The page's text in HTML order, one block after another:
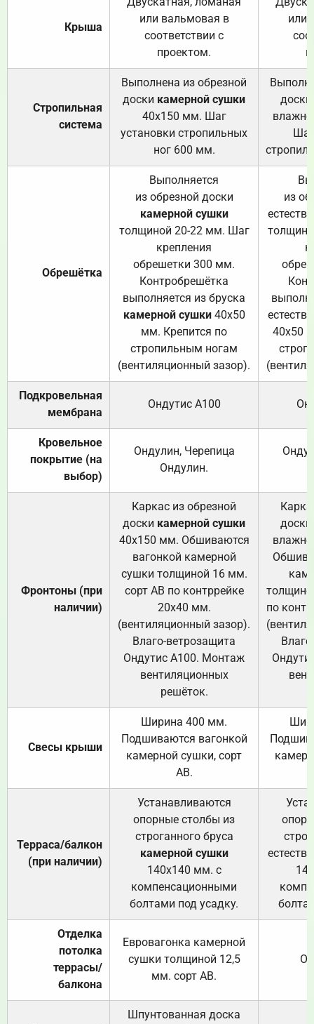
Крыша
или вальмовая в
соответствии с
проектом.
или
Стропильная
система
Выполнена из обрезной
доски камерной сушки
40х150 мм. Шаг
установки стропильных
ног 600 мм.
доски
Обрешётка
Выполняется
из обрезной доски
камерной сушки
толщиной 20-22 мм. Шаг
крепления
обрешетки 300 мм.
Контробрешётка
выполняется из бруска
камерной сушки40х50
мм. Крепится по
стропильным ногам
(вентиляционный зазор).
из
40х50
Подкровельная
мембрана
Ондутис А100
Кровельное
покрытие (на
выбор)
Ондулин, Черепица
Ондулин.
Фронтоны (при
наличии)
Каркас из обрезной
доски камерной сушки
40х150 мм. Обшиваются
вагонкой камерной
сушки толщиной 16 мм.
сорт АВ по контррейке
20х40 мм.
(вентиляционный зазор).
Влаго-ветрозащита
Ондутис А100. Монтаж
вентиляционных
решёток.
доски
по
Свесы крыши
Ширина 400 мм.
Подшиваются вагонкой
камерной сушки, сорт
АВ.
Терраса/балкон
(при наличии)
Устанавливаются
опорные столбы из
строганного бруса
камерной сушки
140х140 мм. с
компенсационными
болтами под усадку.
Отделка
потолка
террасы/
балкона
Евровагонка камерной
сушки толщиной 12,5
мм. сорт АВ.
Шпунтованная доска